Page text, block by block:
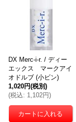
DX Merc-i-r. / ディー
エックス マークアイ
オドルブ (小ビン)
1,020円(税別)
(税込: 1,102円)